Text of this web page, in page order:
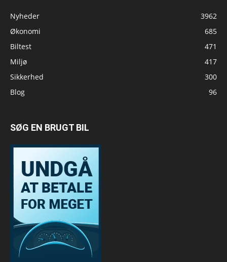
Nyheder
3962
Økonomi
685
Biltest
471
Miljø
417
Sikkerhed
300
Blog
96
SØG EN BRUGT BIL